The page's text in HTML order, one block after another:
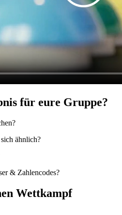
für eure Gruppe?
ähnlich?
& Zahlencodes?
Wettkampf